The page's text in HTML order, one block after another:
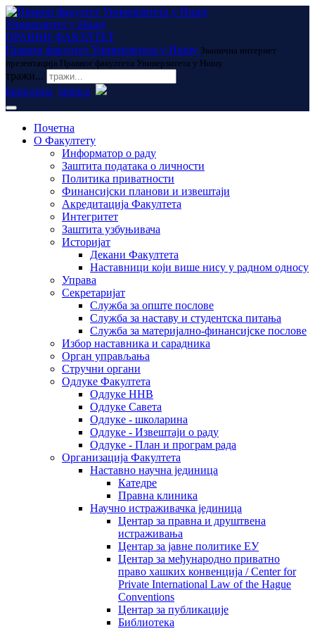
Универзитет у Нишу
ПРАВНИ ФАКУЛТЕТ
Правни факултет Универзитета у Нишу Званична интернет
презентација Правног факултета Универзитета у Нишу
тражи...
ћирилица latinica
Почетна
О Факултету
Информатор о раду
Заштита података о личности
Политика приватности
Финансијски планови и извештаји
Акредитација Факултета
Интегритет
Заштита узбуњивача
Историјат
Декани Факултета
Наставници који више нису у радном односу
Управа
Секретаријат
Служба за опште послове
Служба за наставу и студентска питања
Служба за материјално-финансијске послове
Избор наставника и сарадника
Oрган управљања
Стручни органи
Одлуке Факултета
Одлуке ННВ
Одлуке Савета
Одлуке - школарина
Одлуке - Извештаји о раду
Одлуке - План и програм рада
Организација Факултета
Наставно научна јединица
Катедре
Правна клиника
Научно истраживачка јединица
Центар за правна и друштвена
истраживања
Центар за јавне политике ЕУ
Центар за међународно приватно
право хашких конвенција / Center for
Private International Law of the Hague
Conventions
Центар за публикације
Библиотека